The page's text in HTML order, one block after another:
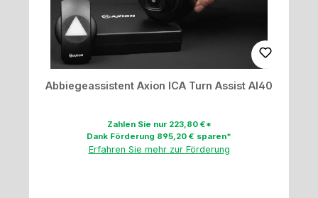
Abbiegeassistent Axion ICA Turn Assist AI40
Zahlen Sie nur 223,80 €*
Dank Förderung 895,20 € sparen*
Erfahren Sie mehr zur Förderung